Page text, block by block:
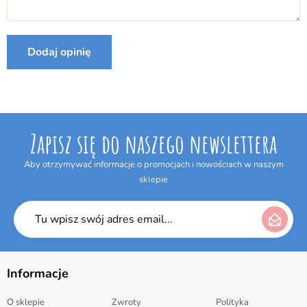
Producent:Dickie
od dnia odebrania przesyłki.
Dodaj opinię
Zapisz się do naszego newslettera
Aby otrzymywać informacje o promocjach i nowościach w naszym
sklepie
Informacje
O sklepie Zwroty Polityka